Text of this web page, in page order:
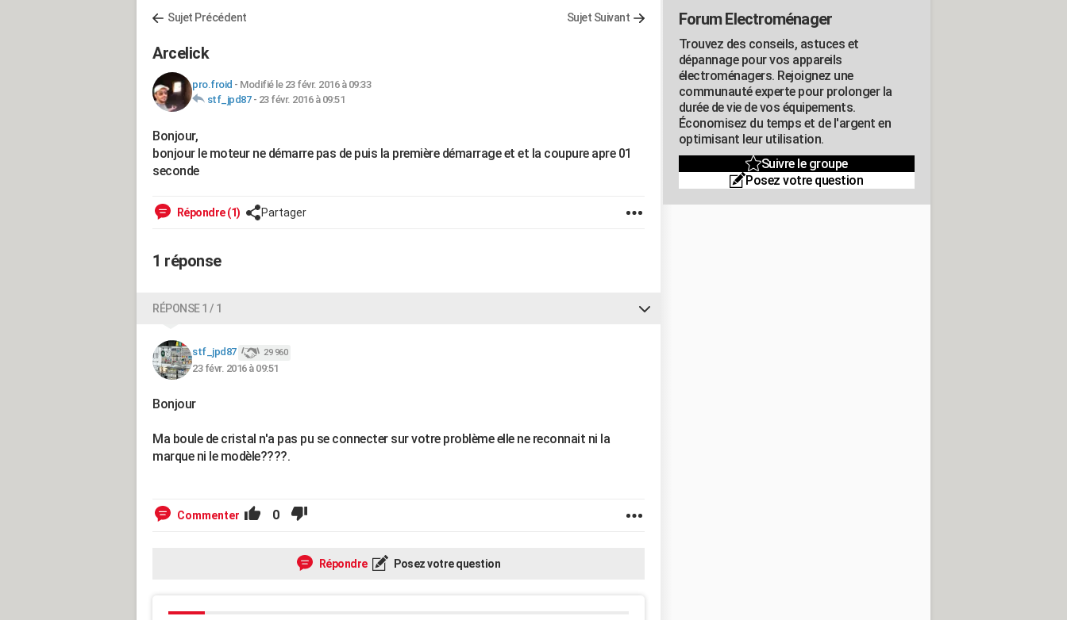
Sujet Précédent Sujet Suivant
Arcelick
pro.froid - Modifié le 23 févr. 2016 à 09:33
stf_jpd87- 23 févr. 2016 à 09:51
Bonjour,
bonjour le moteur ne démarre pas de puis la première démarrage et et la coupure apre 01
seconde
Répondre (1) Partager
1 réponse
RÉPONSE 1 / 1
stf_jpd87 29 960
23 févr. 2016 à 09:51
Bonjour
Ma boule de cristal n'a pas pu se connecter sur votre problème elle ne reconnait ni la
marque ni le modèle????.
Commenter 0
Répondre Posez votre question
Forum Electroménager
Trouvez des conseils, astuces et
dépannage pour vos appareils
électroménagers. Rejoignez une
communauté experte pour prolonger la
durée de vie de vos équipements.
Économisez du temps et de l'argent en
optimisant leur utilisation.
Suivre le groupe
Posez votre question